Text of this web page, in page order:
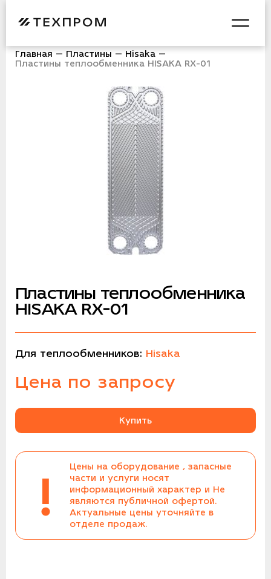
Главная Пластины
Hisaka
Пластины теплообменника HISAKA RX-01
Пластины теплообменника
HISAKA RX-01
Для теплообменников: Hisaka
Цена по запросу
Купить
!
Цены на оборудование , запасные
части и услуги носят
информационный характер и Не
являются публичной офертой.
Актуальные цены уточняйте в
отделе продаж.